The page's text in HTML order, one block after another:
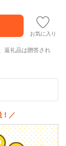
お気に入り
返礼品は贈答され
！／